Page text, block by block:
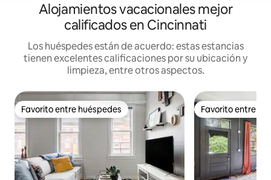
Alojamientos vacacionales mejor
calificados en Cincinnati
Los huéspedes están de acuerdo: estas estancias
tienen excelentes calificaciones por su ubicación y
limpieza, entre otros aspectos.
Favorito entre huéspedes
Favorito entre huéspedes Favorito entre
Favorito entre